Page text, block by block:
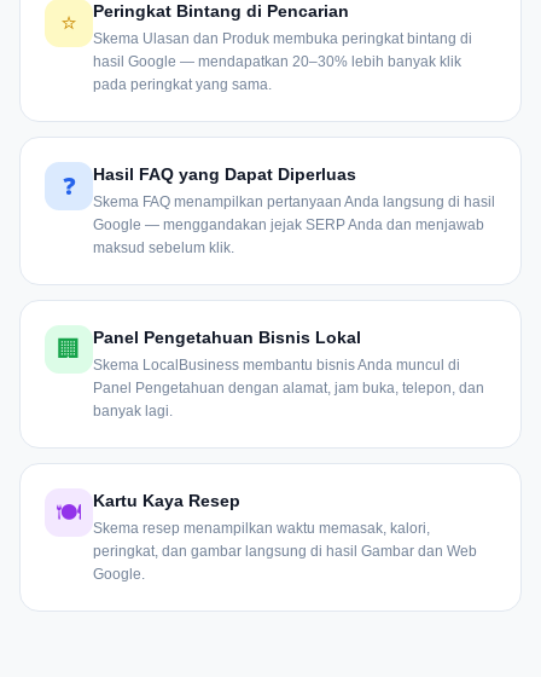
⭐ Peringkat Bintang di Pencarian
Skema Ulasan dan Produk membuka peringkat bintang di
hasil Google — mendapatkan 20–30% lebih banyak klik
pada peringkat yang sama.
❓ Hasil FAQ yang Dapat Diperluas
Skema FAQ menampilkan pertanyaan Anda langsung di hasil
Google — menggandakan jejak SERP Anda dan menjawab
maksud sebelum klik.
🏢 Panel Pengetahuan Bisnis Lokal
Skema LocalBusiness membantu bisnis Anda muncul di
Panel Pengetahuan dengan alamat, jam buka, telepon, dan
banyak lagi.
🍽 Kartu Kaya Resep
Skema resep menampilkan waktu memasak, kalori,
peringkat, dan gambar langsung di hasil Gambar dan Web
Google.